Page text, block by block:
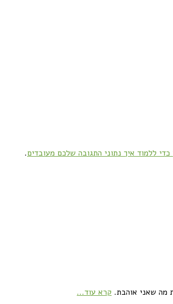
כדי ללמוד איך נתוני התגובה שלכם מעובדים.
מה שאני אוהבת. קרא עוד...